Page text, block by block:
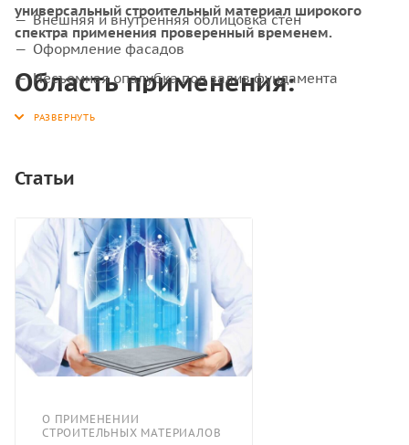
универсальный строительный материал широкого
спектра применения проверенный временем.
Область применения:
Внешняя и внутренняя облицовка стен
Оформление фасадов
Несъемная опалубка под залив фундамента
Статьи
О ПРИМЕНЕНИИ
СТРОИТЕЛЬНЫХ МАТЕРИАЛОВ